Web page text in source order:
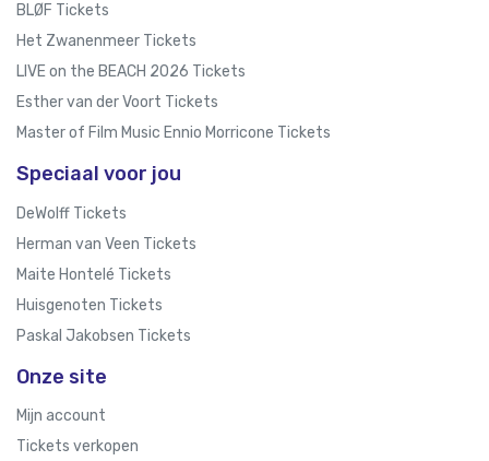
BLØF Tickets
Het Zwanenmeer Tickets
LIVE on the BEACH 2026 Tickets
Esther van der Voort Tickets
Master of Film Music Ennio Morricone Tickets
Speciaal voor jou
DeWolff Tickets
Herman van Veen Tickets
Maite Hontelé Tickets
Huisgenoten Tickets
Paskal Jakobsen Tickets
Onze site
Mijn account
Tickets verkopen